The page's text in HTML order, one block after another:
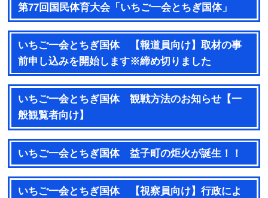
第77回国民体育大会「いちご一会とちぎ国体」
いちご一会とちぎ国体 【報道員向け】取材の事
前申し込みを開始します※締め切りました
いちご一会とちぎ国体 観戦方法のお知らせ【一
般観覧者向け】
いちご一会とちぎ国体 益子町の炬火が誕生！！
いちご一会とちぎ国体 【視察員向け】行政によ